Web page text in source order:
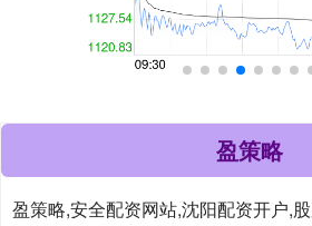
盈策略
盈策略,安全配资网站,沈阳配资开户,